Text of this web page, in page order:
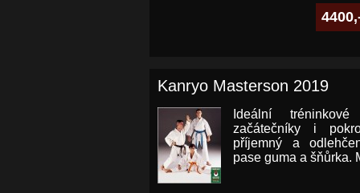
Kanryo Masterson 2019
Ideální
začátečníky i
příjemný a
pase guma a šňůrka.